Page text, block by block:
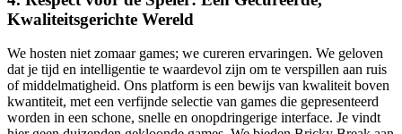
Kwaliteitsgerichte Wereld
We hosten niet zomaar games; we cureren ervaringen. We geloven
dat je tijd en intelligentie te waardevol zijn om te verspillen aan ruis
of middelmatigheid. Ons platform is een bewijs van kwaliteit boven
kwantiteit, met een verfijnde selectie van games die gepresenteerd
worden in een schone, snelle en onopdringerige interface. Je vindt